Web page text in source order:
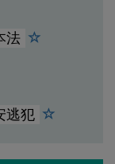
法
逃犯